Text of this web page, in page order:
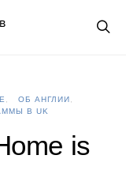
ОБ АНГЛИИ
В UK
is